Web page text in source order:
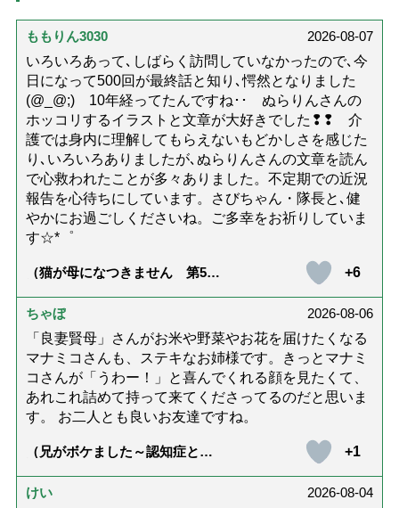
ももりん3030
2026-08-07
いろいろあって､しばらく訪問していなかったので､今
日になって500回が最終話と知り､愕然となりました
(@_@;) 10年経ってたんですね･･ ぬらりんさんの
ホッコリするイラストと文章が大好きでした❢❢ 介
護では身内に理解してもらえないもどかしさを感じた
り､いろいろありましたが､ぬらりんさんの文章を読ん
で心救われたことが多々ありました。不定期での近況
報告を心待ちにしています。さびちゃん・隊長と､健
やかにお過ごしくださいね。ご多幸をお祈りしていま
す☆*゜
（猫が母になつきません 第500
+6
ちゃぼ
2026-08-06
「良妻賢母」さんがお米や野菜やお花を届けたくなる
マナミコさんも、ステキなお姉様です。きっとマナミ
コさんが「うわー！」と喜んでくれる顔を見たくて、
あれこれ詰めて持って来てくださってるのだと思いま
す。 お二人とも良いお友達ですね。
（兄がボケました～認知症と介
達』が届きました」）
+1
けい 2026-08-04